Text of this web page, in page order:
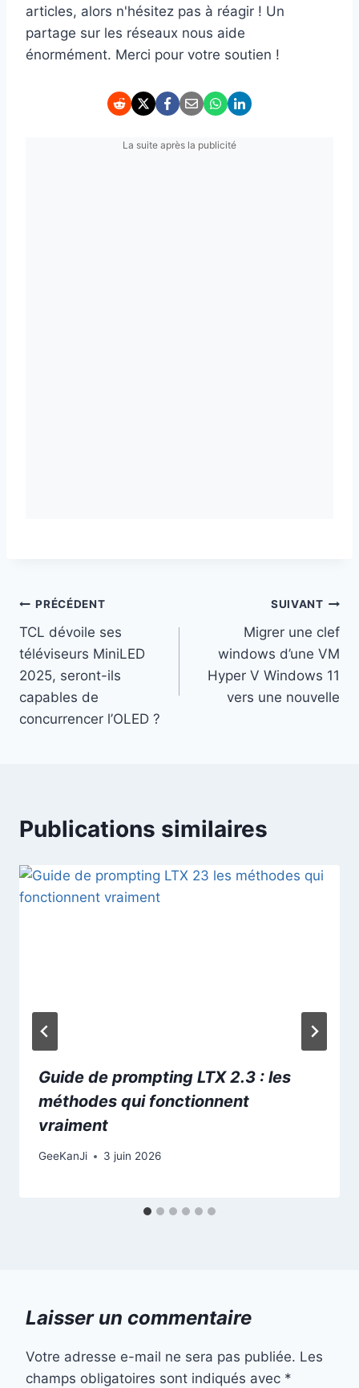
articles, alors n'hésitez pas à réagir ! Un
partage sur les réseaux nous aide
énormément. Merci pour votre soutien !
La suite après la publicité
Navigation
de
l’article
PRÉCÉDENT
TCL dévoile ses
téléviseurs MiniLED
2025, seront-ils
capables de
concurrencer l’OLED ?
SUIVANT
Migrer une clef
windows d’une VM
Hyper V Windows 11
vers une nouvelle
Publications similaires
Guide de prompting LTX 2.3 : les
méthodes qui fonctionnent
vraiment
GeeKanJi 3 juin 2026
Laisser un commentaire
Votre adresse e-mail ne sera pas publiée. Les
champs obligatoires sont indiqués avec *